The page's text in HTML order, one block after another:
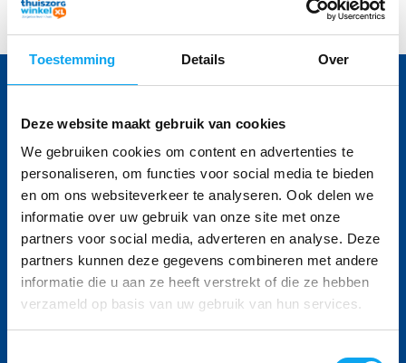
Toestemming Details Over
Deze website maakt gebruik van cookies
We gebruiken cookies om content en advertenties te
personaliseren, om functies voor social media te bieden
en om ons websiteverkeer te analyseren. Ook delen we
informatie over uw gebruik van onze site met onze
partners voor social media, adverteren en analyse. Deze
partners kunnen deze gegevens combineren met andere
informatie die u aan ze heeft verstrekt of die ze hebben
verzameld op basis van uw gebruik van hun services.
Voor vragen bel 040 236 45 06
Onze specialisten helpen u graag
Volg ons
Ontvang de nieuwste aanbiedingen en
promoties
Abonneer